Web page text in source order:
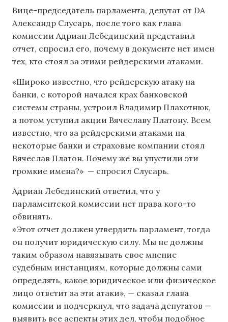
Вице-председатель парламента, депутат от DA
Александр Слусарь, после того как глава
комиссии Адриан Лебединский представил
отчет, спросил его, почему в документе нет имен
тех, кто стоял за этими рейдерскими атаками.
«Широко известно, что рейдерскую атаку на
банки, с которой начался крах банковской
системы страны, устроил Владимир Плахотнюк,
а потом уступил акции Вячеславу Платону. Всем
известно, что за рейдерскими атаками на
некоторые банки и страховые компании стоял
Вячеслав Платон. Почему же вы упустили эти
громкие имена?» — спросил Слусарь.
Адриан Лебединский ответил, что у
парламентской комиссии нет права кого-то
обвинять.
«Этот отчет должен утвердить парламент, тогда
он получит юридическую силу. Мы не должны
таким образом навязывать свое мнение
судебным инстанциям, которые должны сами
определять, какое юридическое или физическое
лицо ответит за эти атаки», — сказал глава
комиссии и подчеркнул, что задача депутатов —
выявить все аспекты этих дел, чтобы подобное